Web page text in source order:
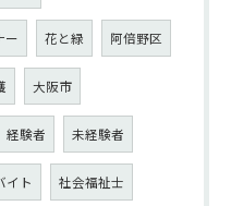
ー 花と緑 阿倍野区
大阪市
経験者 未経験者
イト 社会福祉士